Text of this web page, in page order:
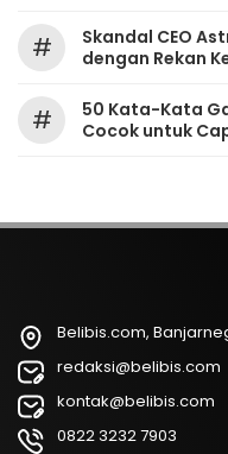
#
Skandal CEO
dengan Rekan
#
50 Kata-Kata
Cocok untuk
Belibis.com,
redaksi@belibis.com
kontak@belibis.com
0822 3232 7903